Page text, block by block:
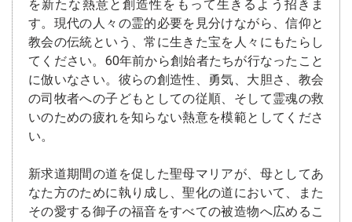
を新たな熱意と創造性をもって生きるよう招きま
す。現代の人々の霊的必要を見分けながら、信仰と
教会の伝統という、常に生きた宝を人々にもたらし
てください。60年前から創始者たちが行なったこと
に倣いなさい。彼らの創造性、勇気、大胆さ、教会
の司牧者への子どもとしての従順、そして霊魂の救
いのための疲れを知らない熱意を模範としてくださ
い。
新求道期間の道を促した聖母マリアが、母としてあ
なた方のために執り成し、聖化の道において、また
その愛する御子の福音をすべての被造物へ広めるこ